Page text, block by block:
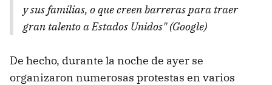
y sus familias, o que creen barreras para traer
gran talento a Estados Unidos" (Google)
De hecho, durante la noche de ayer se
organizaron numerosas protestas en varios